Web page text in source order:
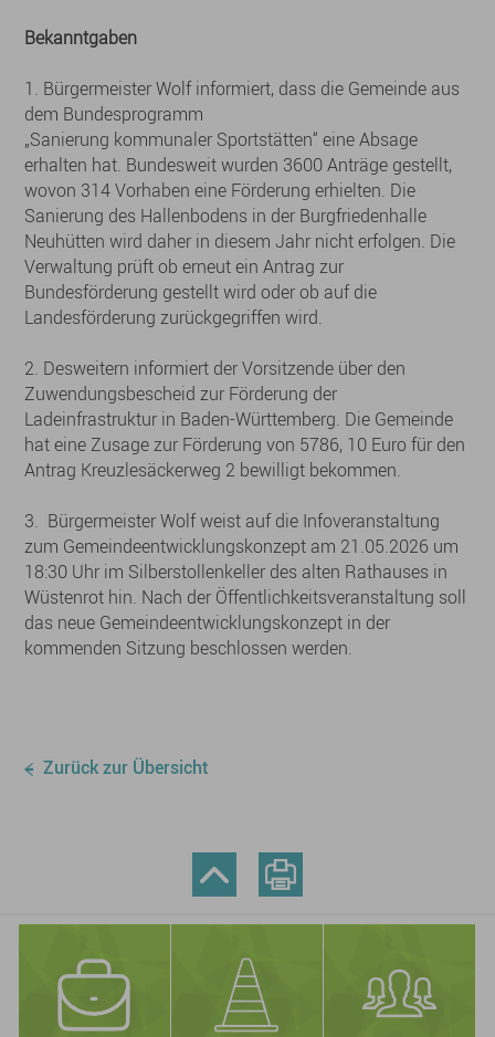
Bekanntgaben
1. Bürgermeister Wolf informiert, dass die Gemeinde aus
dem Bundesprogramm
„Sanierung kommunaler Sportstätten“ eine Absage
erhalten hat. Bundesweit wurden 3600 Anträge gestellt,
wovon 314 Vorhaben eine Förderung erhielten. Die
Sanierung des Hallenbodens in der Burgfriedenhalle
Neuhütten wird daher in diesem Jahr nicht erfolgen. Die
Verwaltung prüft ob erneut ein Antrag zur
Bundesförderung gestellt wird oder ob auf die
Landesförderung zurückgegriffen wird.
2. Desweitern informiert der Vorsitzende über den
Zuwendungsbescheid zur Förderung der
Ladeinfrastruktur in Baden-Württemberg. Die Gemeinde
hat eine Zusage zur Förderung von 5786, 10 Euro für den
Antrag Kreuzlesäckerweg 2 bewilligt bekommen.
3. Bürgermeister Wolf weist auf die Infoveranstaltung
zum Gemeindeentwicklungskonzept am 21.05.2026 um
18:30 Uhr im Silberstollenkeller des alten Rathauses in
Wüstenrot hin. Nach der Öffentlichkeitsveranstaltung soll
das neue Gemeindeentwicklungskonzept in der
kommenden Sitzung beschlossen werden.
Zurück zur Übersicht